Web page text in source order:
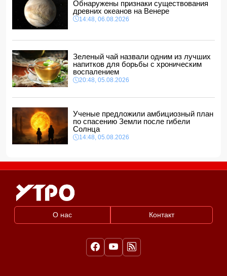
14:00, 06.08.2026
Прогноз погоды в Азербайджане на 7 августа
12:48, 06.08.2026
гибелью граждан Азербайджана в Азовском и Чёрном
морях
12:40, 06.08.2026
Обнаружены признаки существования
древних океанов на Венере
14:48, 06.08.2026
Зеленый чай назвали одним из лучших
напитков для борьбы с хроническим
воспалением
20:48, 05.08.2026
Ученые предложили амбициозный план
по спасению Земли после гибели
Солнца
14:48, 05.08.2026
О нас Контакт